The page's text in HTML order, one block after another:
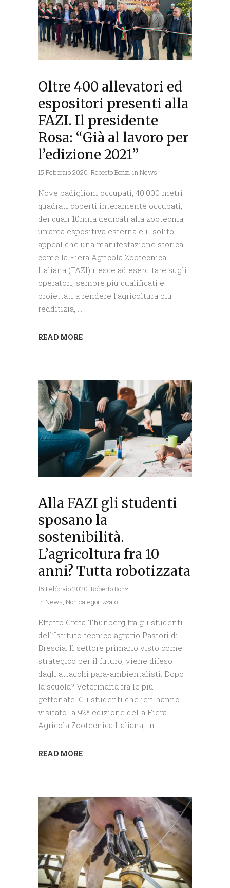
Oltre 400 allevatori ed
espositori presenti alla
FAZI. Il presidente
Rosa: “Già al lavoro per
l’edizione 2021”
15 Febbraio 2020 Roberto Bonzi inNews
Nove padiglioni occupati, 40.000 metri
quadrati coperti interamente occupati,
dei quali 10mila dedicati alla zootecnia;
un’area espositiva esterna e il solito
appeal che una manifestazione storica
come la Fiera Agricola Zootecnica
Italiana (FAZI) riesce ad esercitare sugli
operatori, sempre più qualificati e
proiettati a rendere l’agricoltura più
redditizia,
READ MORE
Alla FAZI gli studenti
sposano la
sostenibilità.
L’agricoltura fra 10
anni? Tutta robotizzata
15 Febbraio 2020 Roberto Bonzi
inNews, Non categorizzato
Effetto Greta Thunberg fra gli studenti
dell’Istituto tecnico agrario Pastori di
Brescia. Il settore primario visto come
strategico per il futuro, viene difeso
dagli attacchi para-ambientalisti. Dopo
la scuola? Veterinaria fra le più
gettonate. Gli studenti che ieri hanno
visitato la 92ª edizione della Fiera
Agricola Zootecnica Italiana, in
READ MORE